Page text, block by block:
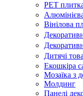
PЕT
Вінілова
Дитячі
Екошкіра
Мозаїка з
Молдинг
Панелі